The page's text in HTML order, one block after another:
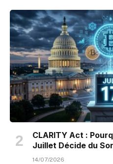
CLARITY Act :
Juillet Décide du
14/07/2026